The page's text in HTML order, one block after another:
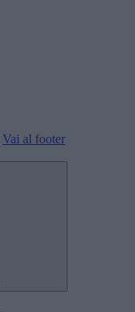
Vai al footer